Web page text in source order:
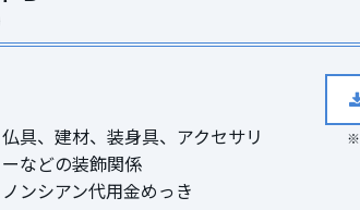
仏具、建材、装身具、アクセサリ
ーなどの装飾関係
ノンシアン代用金めっき
※